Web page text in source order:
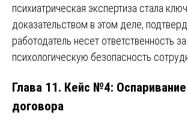
психиатрическая экспертиза стала
доказательством в этом деле,
работодатель несет ответственность за
психологическую безопасность
Глава 11. Кейс №4: Оспаривание
договора